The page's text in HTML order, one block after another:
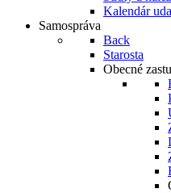
Kalendár
Samospráva
Back
Starosta
Obecné